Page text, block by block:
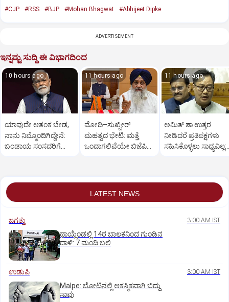
#CJP #RSS #BJP #Mohan Bhagwat #Abhijeet Dipke
ADVERTISEMENT
ಇನ್ನಷ್ಟು ಸುದ್ದಿ ಈ ವಿಭಾಗದಿಂದ
10 hours ago
ಯಾವುದೇ ಆತಂಕ ಬೇಡ,
ನಾನು ನಿಮ್ಮೊಂದಿಗಿದ್ದೇನೆ:
ಬಂಡಾಯ ಸಂಸದರಿಗೆ
11 hours ago
ಮೋದಿ–ಸುಖ್ಬೀರ್
ಮಹತ್ವದ ಭೇಟಿ: ಮತ್ತೆ
ಒಂದಾಗಲಿವೆಯೇ ಬಿಜೆಪಿ–
11 hours ago
ಅಮಿತ್ ಶಾ ಉತ್ತರ
ನೀಡಿದರೆ ಪ್ರತಿಪಕ್ಷಗಳು
ಸಹಿಸಿಕೊಳ್ಳಲು ಸಾಧ್ಯವಿಲ್ಲ:
LATEST NEWS
ಜಗತ್ತು 3:00 AM IST
ಥಾಯ್ಲೆಂಡಲ್ಲಿ 14ರ ಬಾಲಕನಿಂದ ಗುಂಡಿನ
ದಾಳಿ: 7 ಮಂದಿ ಬಲಿ
ಉಡುಪಿ 3:00 AM IST
Malpe: ಬೋಟಿನಲ್ಲಿ ಆಕಸ್ಮಿಕವಾಗಿ ಬಿದ್ದು
ಸಾವು